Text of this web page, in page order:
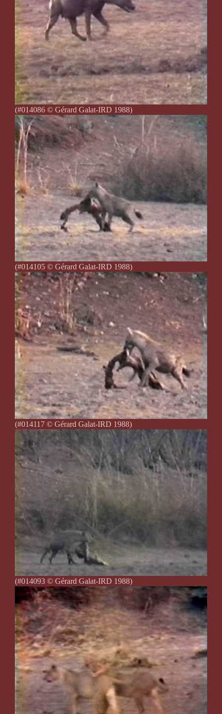
(#014086 © Gérard Galat-IRD 1988)
(#014105 © Gérard Galat-IRD 1988)
(#014117 © Gérard Galat-IRD 1988)
(#014093 © Gérard Galat-IRD 1988)